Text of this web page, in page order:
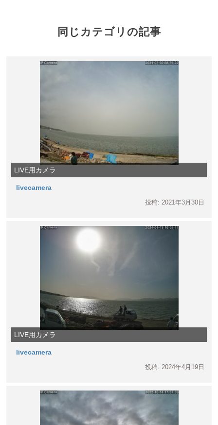
同じカテゴリの記事
LIVE用カメラ
livecamera
投稿: 2021年3月30日
LIVE用カメラ
livecamera
投稿: 2024年4月19日